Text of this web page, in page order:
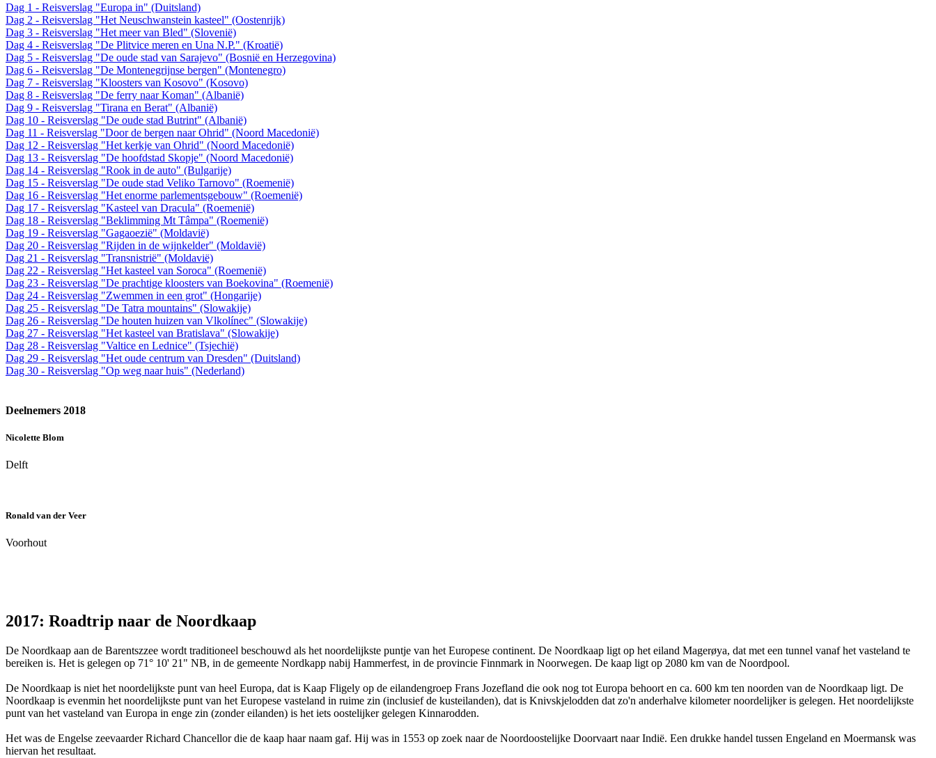
Dag 1 - Reisverslag "Europa in" (Duitsland)
Dag 2 - Reisverslag "Het Neuschwanstein kasteel" (Oostenrijk)
Dag 3 - Reisverslag "Het meer van Bled" (Slovenië)
Dag 4 - Reisverslag "De Plitvice meren en Una N.P." (Kroatië)
Dag 5 - Reisverslag "De oude stad van Sarajevo" (Bosnië en Herzegovina)
Dag 6 - Reisverslag "De Montenegrijnse bergen" (Montenegro)
Dag 7 - Reisverslag "Kloosters van Kosovo" (Kosovo)
Dag 8 - Reisverslag "De ferry naar Koman" (Albanië)
Dag 9 - Reisverslag "Tirana en Berat" (Albanië)
Dag 10 - Reisverslag "De oude stad Butrint" (Albanië)
Dag 11 - Reisverslag "Door de bergen naar Ohrid" (Noord Macedonië)
Dag 12 - Reisverslag "Het kerkje van Ohrid" (Noord Macedonië)
Dag 13 - Reisverslag "De hoofdstad Skopje" (Noord Macedonië)
Dag 14 - Reisverslag "Rook in de auto" (Bulgarije)
Dag 15 - Reisverslag "De oude stad Veliko Tarnovo" (Roemenië)
Dag 16 - Reisverslag "Het enorme parlementsgebouw" (Roemenië)
Dag 17 - Reisverslag "Kasteel van Dracula" (Roemenië)
Dag 18 - Reisverslag "Beklimming Mt Tâmpa" (Roemenië)
Dag 19 - Reisverslag "Gagaoezië" (Moldavië)
Dag 20 - Reisverslag "Rijden in de wijnkelder" (Moldavië)
Dag 21 - Reisverslag "Transnistrië" (Moldavië)
Dag 22 - Reisverslag "Het kasteel van Soroca" (Roemenië)
Dag 23 - Reisverslag "De prachtige kloosters van Boekovina" (Roemenië)
Dag 24 - Reisverslag "Zwemmen in een grot" (Hongarije)
Dag 25 - Reisverslag "De Tatra mountains" (Slowakije)
Dag 26 - Reisverslag "De houten huizen van Vlkolínec" (Slowakije)
Dag 27 - Reisverslag "Het kasteel van Bratislava" (Slowakije)
Dag 28 - Reisverslag "Valtice en Lednice" (Tsjechië)
Dag 29 - Reisverslag "Het oude centrum van Dresden" (Duitsland)
Dag 30 - Reisverslag "Op weg naar huis" (Nederland)
Deelnemers 2018
Nicolette Blom
Delft
Ronald van der Veer
Voorhout
2017: Roadtrip naar de Noordkaap
De Noordkaap aan de Barentszzee wordt traditioneel beschouwd als het noordelijkste puntje van het Europese continent. De Noordkaap ligt op het eiland Magerøya, dat met een tunnel vanaf het vasteland te
bereiken is. Het is gelegen op 71° 10' 21" NB, in de gemeente Nordkapp nabij Hammerfest, in de provincie Finnmark in Noorwegen. De kaap ligt op 2080 km van de Noordpool.
De Noordkaap is niet het noordelijkste punt van heel Europa, dat is Kaap Fligely op de eilandengroep Frans Jozefland die ook nog tot Europa behoort en ca. 600 km ten noorden van de Noordkaap ligt. De
Noordkaap is evenmin het noordelijkste punt van het Europese vasteland in ruime zin (inclusief de kusteilanden), dat is Knivskjelodden dat zo'n anderhalve kilometer noordelijker is gelegen. Het noordelijkste
punt van het vasteland van Europa in enge zin (zonder eilanden) is het iets oostelijker gelegen Kinnarodden.
Het was de Engelse zeevaarder Richard Chancellor die de kaap haar naam gaf. Hij was in 1553 op zoek naar de Noordoostelijke Doorvaart naar Indië. Een drukke handel tussen Engeland en Moermansk was
hiervan het resultaat.